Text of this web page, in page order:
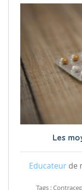
Les
Educateur de
Tags :